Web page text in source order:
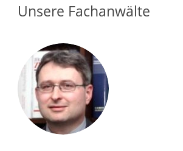
Unsere Fachanwälte